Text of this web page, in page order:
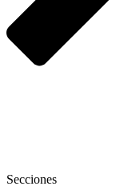
Secciones